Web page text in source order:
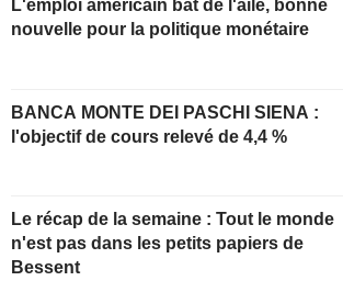
L'emploi américain bat de l'aile, bonne
nouvelle pour la politique monétaire
BANCA MONTE DEI PASCHI SIENA :
l'objectif de cours relevé de 4,4 %
Le récap de la semaine : Tout le monde
n'est pas dans les petits papiers de
Bessent